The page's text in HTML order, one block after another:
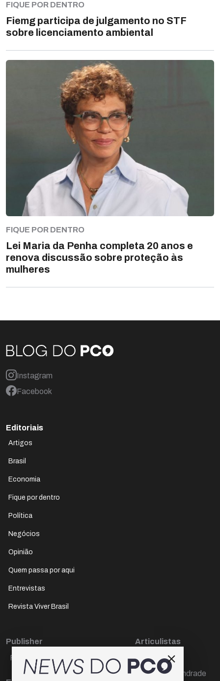
FIQUE POR DENTRO
Fiemg participa de julgamento no STF
sobre licenciamento ambiental
FIQUE POR DENTRO
Lei Maria da Penha completa 20 anos e
renova discussão sobre proteção às
mulheres
Instagram
Facebook
Editoriais
Artigos
Brasil
Economia
Fique por dentro
Política
Negócios
Opinião
Quem passa por aqui
Entrevistas
Revista Viver Brasil
Publisher
Paulo Cesar de Oliveira
Articulistas
Décio Freire
Dr Marcos Andrade